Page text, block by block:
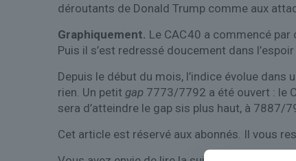
déroutants de Donald Trump comme aux
Graphiquement. Le CAC 40 a commencé
Puis il s’est redressé doucement dans
Depuis le début du mois, l’indice évolue
rien. Un petit gap 7773/7792 a été ouvert : le
sera d’atteindre le gap sis plus haut, à 7887/
Cet article est réservé aux abonnés. Il vous